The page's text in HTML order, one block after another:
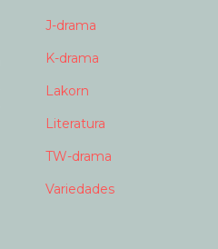
J-drama
K-drama
Lakorn
Literatura
TW-drama
Variedades